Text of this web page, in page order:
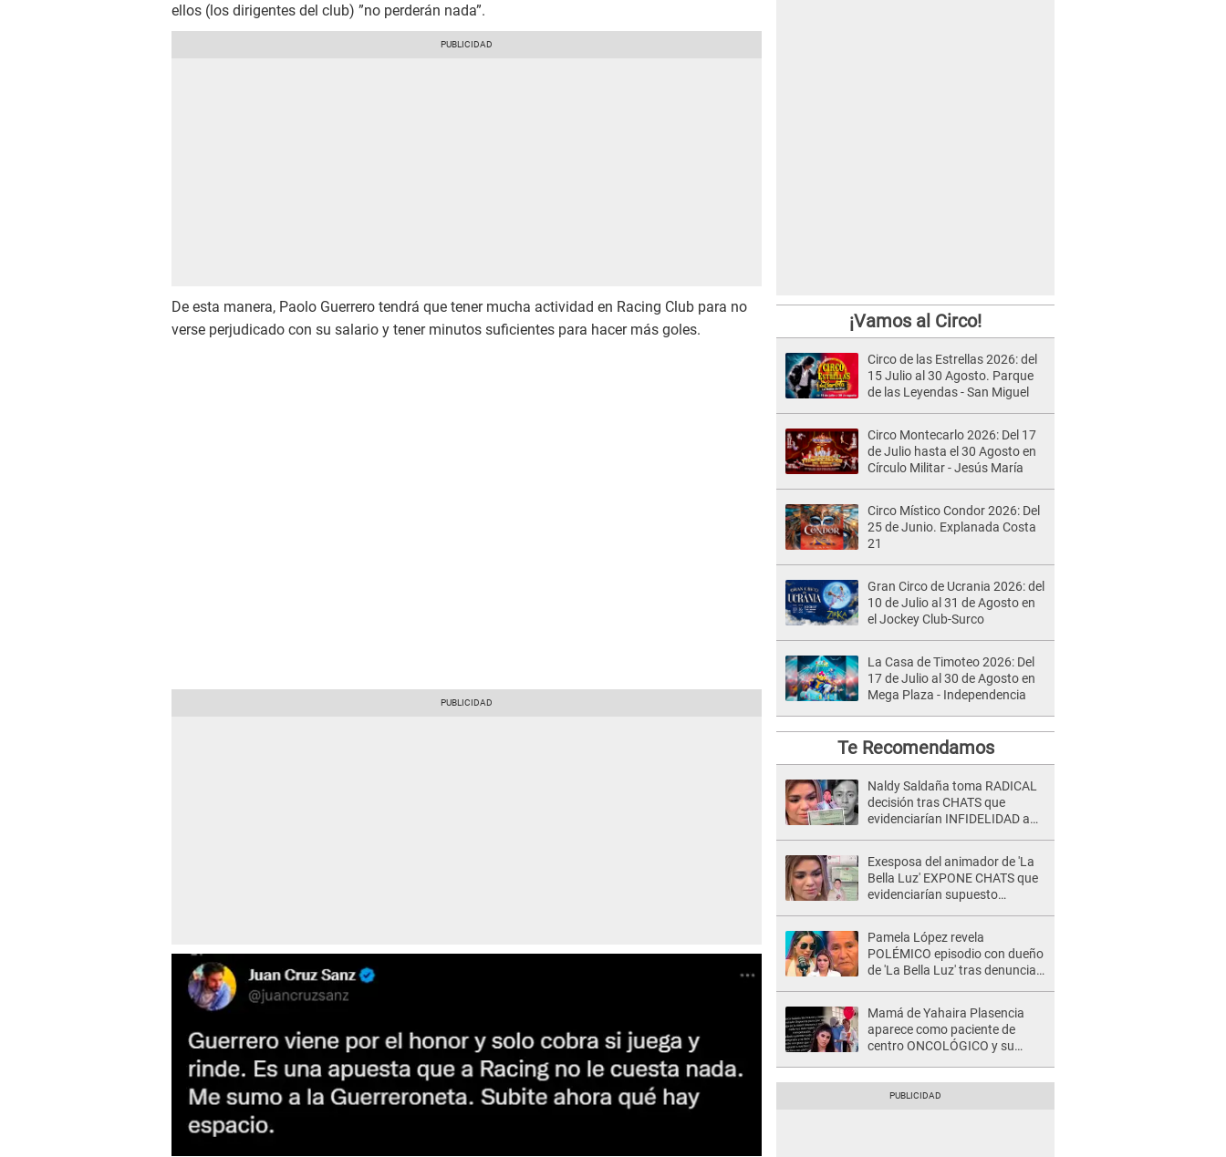
ellos (los dirigentes del club) ”no perderán nada”.
De esta manera, Paolo Guerrero tendrá que tener mucha actividad en Racing Club para no
verse perjudicado con su salario y tener minutos suficientes para hacer más goles.
¡Vamos al Circo!
Circo de las Estrellas 2026: del
15 Julio al 30 Agosto. Parque
de las Leyendas - San Miguel
Circo Montecarlo 2026: Del 17
de Julio hasta el 30 Agosto en
Círculo Militar - Jesús María
Circo Místico Condor 2026: Del
25 de Junio. Explanada Costa
21
Gran Circo de Ucrania 2026: del
10 de Julio al 31 de Agosto en
el Jockey Club-Surco
La Casa de Timoteo 2026: Del
17 de Julio al 30 de Agosto en
Mega Plaza - Independencia
Te Recomendamos
Naldy Saldaña toma RADICAL
decisión tras CHATS que
evidenciarían INFIDELIDAD a
Exesposa del animador de 'La
Bella Luz' EXPONE CHATS que
evidenciarían supuesto
Pamela López revela
POLÉMICO episodio con dueño
de 'La Bella Luz' tras denuncia
Mamá de Yahaira Plasencia
aparece como paciente de
centro ONCOLÓGICO y su